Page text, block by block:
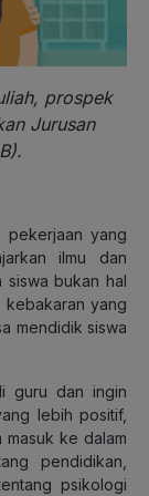
prospek
Jurusan
pekerjaan yang
ilmu dan
bukan hal
kebakaran yang
mendidik siswa
guru dan ingin
lebih positif,
masuk ke dalam
pendidikan,
psikologi